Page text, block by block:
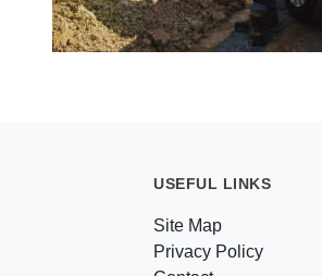
USEFUL LINKS
Site Map
Privacy Policy